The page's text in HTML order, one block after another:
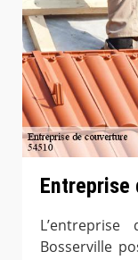
Entreprise
Bosserville